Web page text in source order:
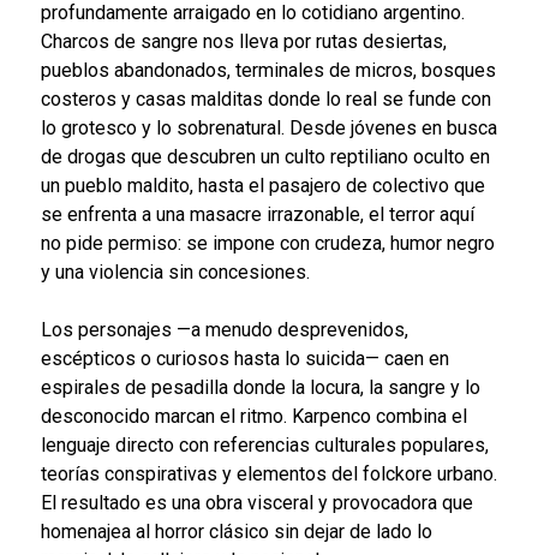
profundamente arraigado en lo cotidiano argentino.
Charcos de sangre nos lleva por rutas desiertas,
pueblos abandonados, terminales de micros, bosques
costeros y casas malditas donde lo real se funde con
lo grotesco y lo sobrenatural. Desde jóvenes en busca
de drogas que descubren un culto reptiliano oculto en
un pueblo maldito, hasta el pasajero de colectivo que
se enfrenta a una masacre irrazonable, el terror aquí
no pide permiso: se impone con crudeza, humor negro
y una violencia sin concesiones.
Los personajes —a menudo desprevenidos,
escépticos o curiosos hasta lo suicida— caen en
espirales de pesadilla donde la locura, la sangre y lo
desconocido marcan el ritmo. Karpenco combina el
lenguaje directo con referencias culturales populares,
teorías conspirativas y elementos del folckore urbano.
El resultado es una obra visceral y provocadora que
homenajea al horror clásico sin dejar de lado lo